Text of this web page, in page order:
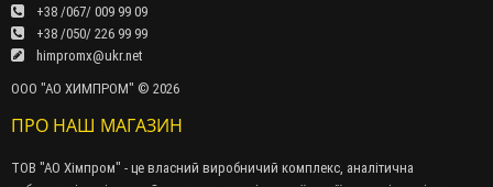
+38 /067/ 009 99 09
+38 /050/ 226 99 99
himpromx@ukr.net
ООО "АО ХИМПРОМ" © 2026
ПРО НАШ МАГАЗИН
ТОВ "АО Хімпром" - це власний виробничий комплекс, аналітична